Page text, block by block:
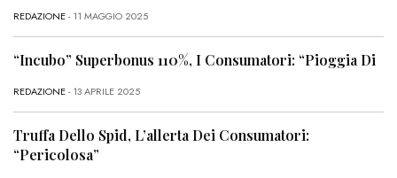
REDAZIONE- 11 MAGGIO 2025
“Incubo” Superbonus 110%, I Consumatori: “Pioggia Di
REDAZIONE- 13 APRILE 2025
Truffa Dello Spid, L’allerta Dei Consumatori:
“Pericolosa”